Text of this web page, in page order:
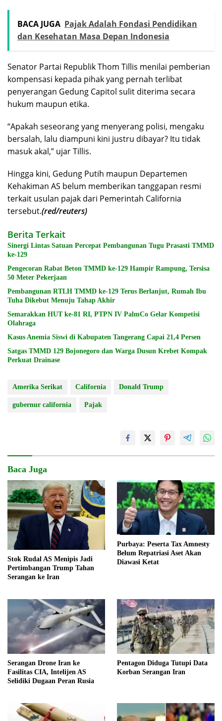
BACA JUGA Pajak Adalah Fondasi Pendidikan
dan Kesehatan Masa Depan Indonesia
Senator Partai Republik Thom Tillis menilai pemberian
kompensasi kepada pihak yang pernah terlibat
penyerangan Gedung Capitol sulit diterima secara
hukum maupun etika.
“Apakah seseorang yang menyerang polisi, mengaku
bersalah, lalu diampuni kini justru dibayar? Itu tidak
masuk akal,” ujar Tillis.
Hingga kini, Gedung Putih maupun Departemen
Kehakiman AS belum memberikan tanggapan resmi
terkait usulan pajak dari Pemerintah California
tersebut.(red/reuters)
Berita Terkait
Sinergi Lintas Satuan Percepat Pembangunan Tugu Prasasti TMMD
ke-129
Pengecoran Rabat Beton TMMD ke-129 Hampir Rampung, Tersisa
50 Meter Pekerjaan
Pembangunan RTLH TMMD ke-129 Terus Berlanjut, Rumah Ibu
Tuha Dikebut Menuju Tahap Akhir
Semarakkan HUT ke-81 RI, PTPN IV PalmCo Gelar Kompetisi
Olahraga
Kasus Anemia Siswi di Kabupaten Tangerang Capai 21,4 Persen
Satgas TMMD 129 Bojonegoro dan Warga Dusun Krebet Kompak
Perkuat Drainase
Amerika Serikat California Donald Trump
gubernur california Pajak
Baca Juga
Stok Rudal AS Menipis Jadi
Pertimbangan Trump Tahan
Serangan ke Iran
Purbaya: Peserta Tax Amnesty
Belum Repatriasi Aset Akan
Diawasi Ketat
Serangan Drone Iran ke
Fasilitas CIA, Intelijen AS
Selidiki Dugaan Peran Rusia
Pentagon Diduga Tutupi Data
Korban Serangan Iran